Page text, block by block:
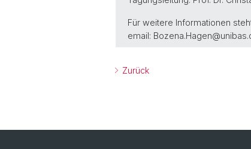
Für weitere Informationen
email:
Zurück